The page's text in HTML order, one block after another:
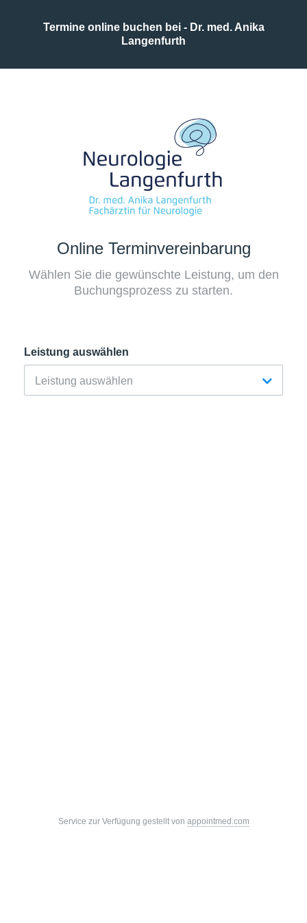
Termine online buchen bei - Dr. med. Anika
Langenfurth
Online Terminvereinbarung
Wählen Sie die gewünschte Leistung, um den
Buchungsprozess zu starten.
Leistung auswählen
Service zur Verfügung gestellt von appointmed.com